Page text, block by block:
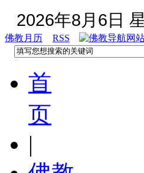
2026年8月6日
佛教月历 RSS
首
页
|